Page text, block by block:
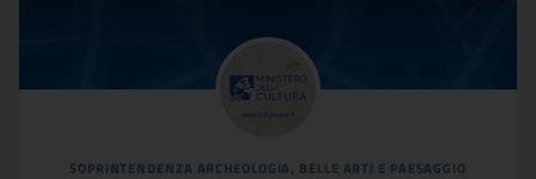
SOPRINTENDENZA ARCHEOLOGIA, BELLE ARTI E PAESAGGIO